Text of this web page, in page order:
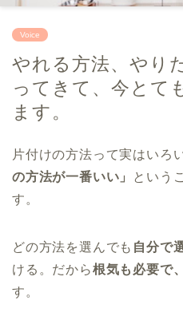
Voice
やれる方法、やり
ってきて、今とて
ます。
片付けの方法って実はいろ
の方法が一番いい」
という
す。
どの方法を選んでも 自分で
ける。だから根気も必要で
す。